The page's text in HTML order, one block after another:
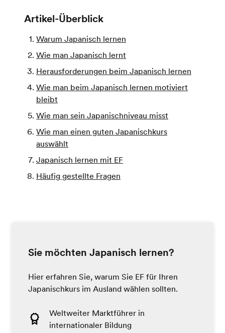
Artikel-Überblick
Warum Japanisch lernen
Wie man Japanisch lernt
Herausforderungen beim Japanisch lernen
Wie man beim Japanisch lernen motiviert
bleibt
Wie man sein Japanischniveau misst
Wie man einen guten Japanischkurs
auswählt
Japanisch lernen mit EF
Häufig gestellte Fragen
Sie möchten Japanisch lernen?
Hier erfahren Sie, warum Sie EF für Ihren
Japanischkurs im Ausland wählen sollten.
Weltweiter Marktführer in
internationaler Bildung